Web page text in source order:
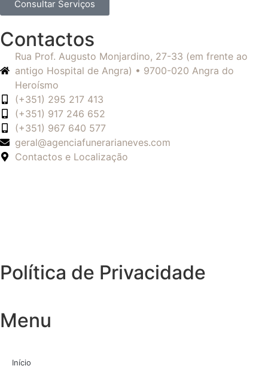
Consultar Serviços
Contactos
Rua Prof. Augusto Monjardino, 27-33 (em frente ao
antigo Hospital de Angra) • 9700-020 Angra do
Heroísmo
(+351) 295 217 413
(+351) 917 246 652
(+351) 967 640 577
geral@agenciafunerarianeves.com
Contactos e Localização
Política de Privacidade
Menu
Início